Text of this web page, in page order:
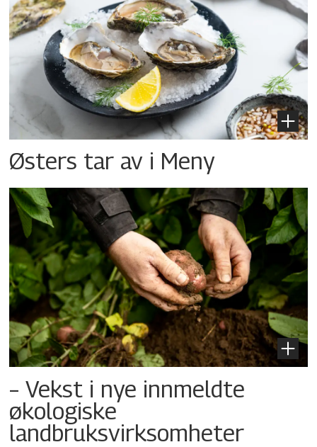
Østers tar av i Meny
– Vekst i nye innmeldte
økologiske
landbruksvirksomheter